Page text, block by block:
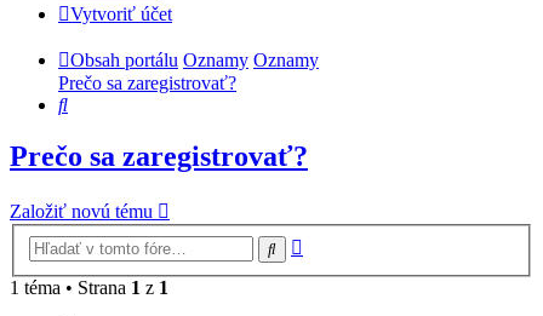
Vytvoriť účet
Obsah portálu Oznamy Oznamy
Prečo sa zaregistrovať?
Hľadať
Prečo sa zaregistrovať?
Založiť novú tému
Hľadať
1 téma • Strana 1 z 1